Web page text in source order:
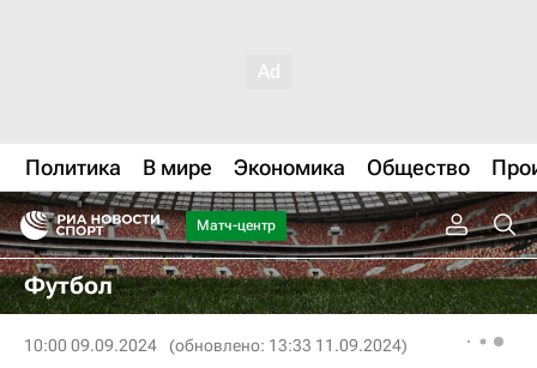
Политика В мире Экономика Общество
Матч-центр
Футбол
10:00 09.09.2024 (обновлено: 13:33 11.09.2024)